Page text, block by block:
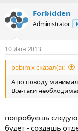
Forbidden
Administrator
10 Июн 2013
ppbimix сказал(а):
А по поводу
Все-таки
попробуешь
будет - создашь